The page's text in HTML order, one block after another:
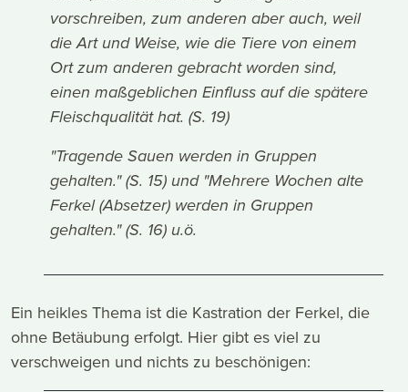
vorschreiben, zum anderen aber auch, weil
die Art und Weise, wie die Tiere von einem
Ort zum anderen gebracht worden sind,
einen maßgeblichen Einfluss auf die spätere
Fleischqualität hat. (S. 19)
"Tragende Sauen werden in Gruppen
gehalten." (S. 15) und "Mehrere Wochen alte
Ferkel (Absetzer) werden in Gruppen
gehalten." (S. 16) u.ö.
Ein heikles Thema ist die Kastration der Ferkel, die
ohne Betäubung erfolgt. Hier gibt es viel zu
verschweigen und nichts zu beschönigen: